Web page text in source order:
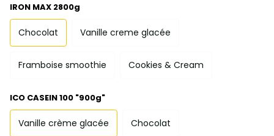
IRON MAX 2800g
Chocolat Vanille creme glacée
Framboise smoothie Cookies & Cream
ICO CASEIN 100 "900g"
Vanille crème glacée Chocolat